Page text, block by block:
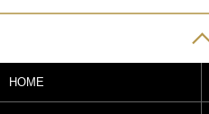
HOME